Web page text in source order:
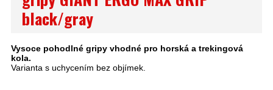
black/gray
Vysoce pohodlné gripy vhodné pro horská a trekingová
kola.
Varianta s uchycením bez objímek.